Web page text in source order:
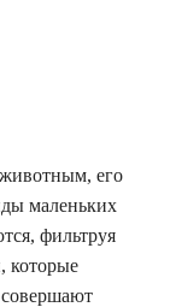
его
маленьких
фильтруя
которые